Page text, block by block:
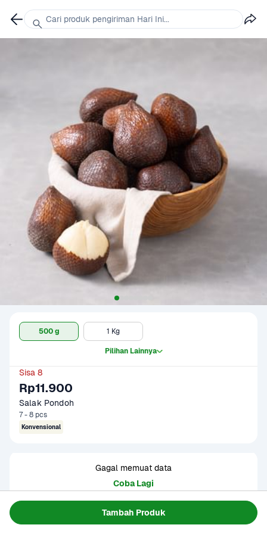
Tambah Produk
500 g 1 Kg
Pilihan Lainnya
Sisa 8
Rp11.900
Salak Pondoh
7 - 8 pcs
Konvensional
Gagal memuat data
Coba Lagi
Informasi Produk
Cari produk pengiriman Hari Ini...